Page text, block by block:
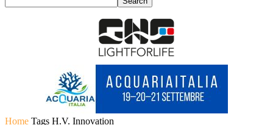
Home Tags H.V. Innovation